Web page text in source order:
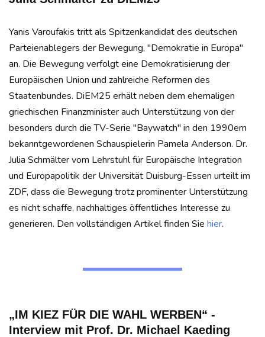
Yanis Varoufakis tritt als Spitzenkandidat des deutschen
Parteienablegers der Bewegung, "Demokratie in Europa"
an. Die Bewegung verfolgt eine Demokratisierung der
Europäischen Union und zahlreiche Reformen des
Staatenbundes. DiEM25 erhält neben dem ehemaligen
griechischen Finanzminister auch Unterstützung von der
besonders durch die TV-Serie "Baywatch" in den 1990ern
bekanntgewordenen Schauspielerin Pamela Anderson. Dr.
Julia Schmälter vom Lehrstuhl für Europäische Integration
und Europapolitik der Universität Duisburg-Essen urteilt im
ZDF, dass die Bewegung trotz prominenter Unterstützung
es nicht schaffe, nachhaltiges öffentliches Interesse zu
generieren. Den vollständigen Artikel finden Sie hier.
„IM KIEZ FÜR DIE WAHL WERBEN“ -
Interview mit Prof. Dr. Michael Kaeding